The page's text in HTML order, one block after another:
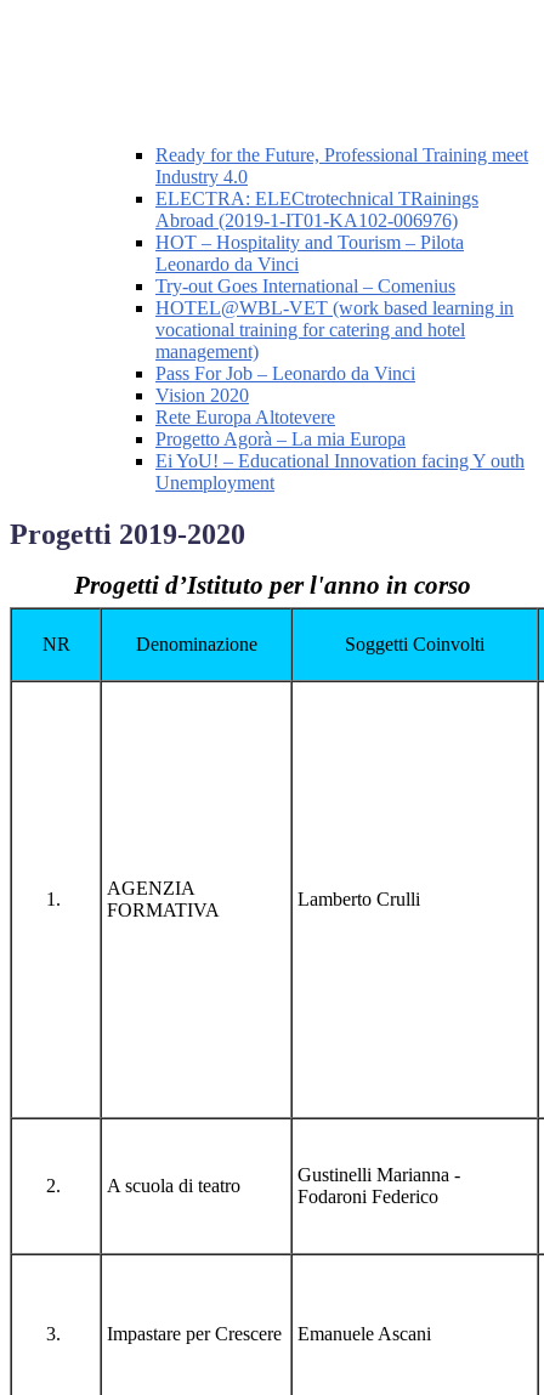
Ready for the Future, Professional Training meet
Industry 4.0
ELECTRA: ELECtrotechnical TRainings
Abroad (2019-1-IT01-KA102-006976)
HOT – Hospitality and Tourism – Pilota
Leonardo da Vinci
Try-out Goes International – Comenius
HOTEL@WBL-VET (work based learning in
vocational training for catering and hotel
management)
Pass For Job – Leonardo da Vinci
Vision 2020
Rete Europa Altotevere
Progetto Agorà – La mia Europa
Ei YoU! – Educational Innovation facing Y outh
Unemployment
Progetti 2019-2020
Progetti d’Istituto per l'anno in corso
NR Denominazione Soggetti Coinvolti
AGENZIA
FORMATIVA
Lamberto Crulli
A scuola di teatro
Gustinelli Marianna -
Fodaroni Federico
Impastare per Crescere Emanuele Ascani